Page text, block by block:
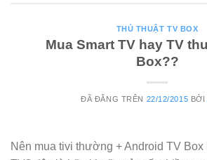
THỦ THUẬT TV BOX
Mua Smart TV hay TV
Box??
ĐÃ ĐĂNG TRÊN 22/12/2015 BỞI
Nên mua tivi thường + Android TV Box